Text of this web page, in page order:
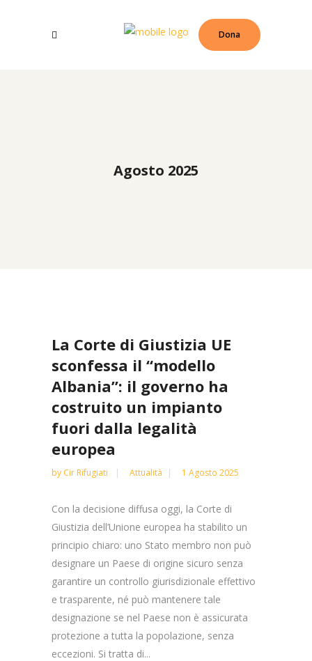
Dona
Agosto 2025
La Corte di Giustizia UE
sconfessa il “modello
Albania”: il governo ha
costruito un impianto
fuori dalla legalità
europea
by Cir Rifugiati Attualità 1 Agosto 2025
Con la decisione diffusa oggi, la Corte di
Giustizia dell’Unione europea ha stabilito un
principio chiaro: uno Stato membro non può
designare un Paese di origine sicuro senza
garantire un controllo giurisdizionale effettivo
e trasparente, né può mantenere tale
designazione se nel Paese non è assicurata
protezione a tutta la popolazione, senza
eccezioni. Si tratta di...